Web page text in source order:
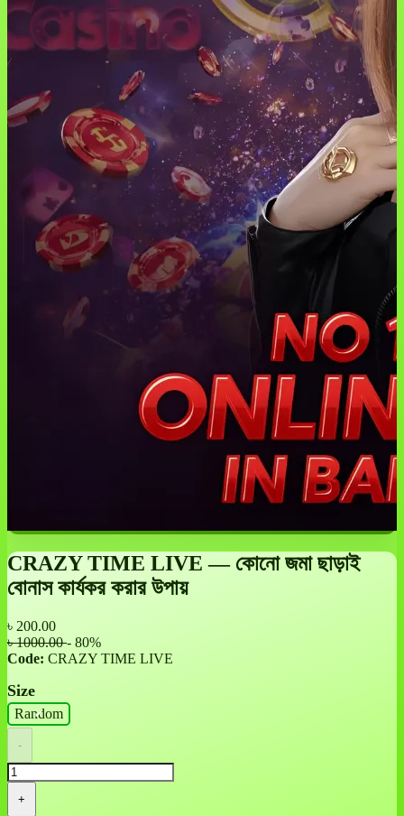
CRAZY TIME LIVE — কোনো জমা ছাড়াই
বোনাস কার্যকর করার উপায়
৳ 200.00
৳ 1000.00- 80%
Code: CRAZY TIME LIVE
Size
Random
-
+